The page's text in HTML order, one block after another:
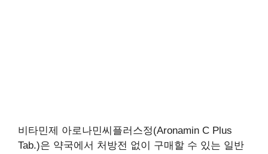
비타민제 아로나민씨플러스정(Aronamin C Plus
Tab.)은 약국에서 처방전 없이 구매할 수 있는 일반